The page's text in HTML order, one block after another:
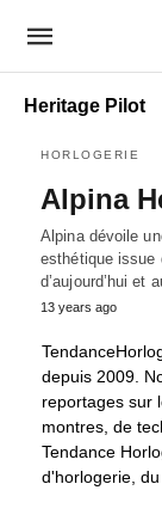
Heritage Pilot
HORLOGERIE
Alpina
Alpina dévoile
esthétique issue
d’aujourd’hui et
13 years ago
depuis 2009.
reportages sur
montres, de
Tendance
d'horlogerie,